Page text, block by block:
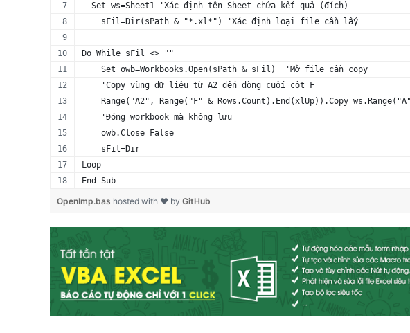
  Set ws=Sheet1 'Xác định tên Sheet chứa kết quả (đích)
    sFil=Dir(sPath & "*.xl*") 'Xác định loại file cần lấy
Do While sFil <> ""
    Set owb=Workbooks.Open(sPath & sFil)  'Mở file cần copy
    'Copy vùng dữ liệu từ A2 đến dòng cuối cột F
Range("A2", Range("F" & Rows.Count).End(xlUp)).Copy
    'Đóng workbook mà không lưu
    owb.Close False
    sFil=Dir
Loop
End Sub
OpenImp.bas hosted with ❤ by GitHub